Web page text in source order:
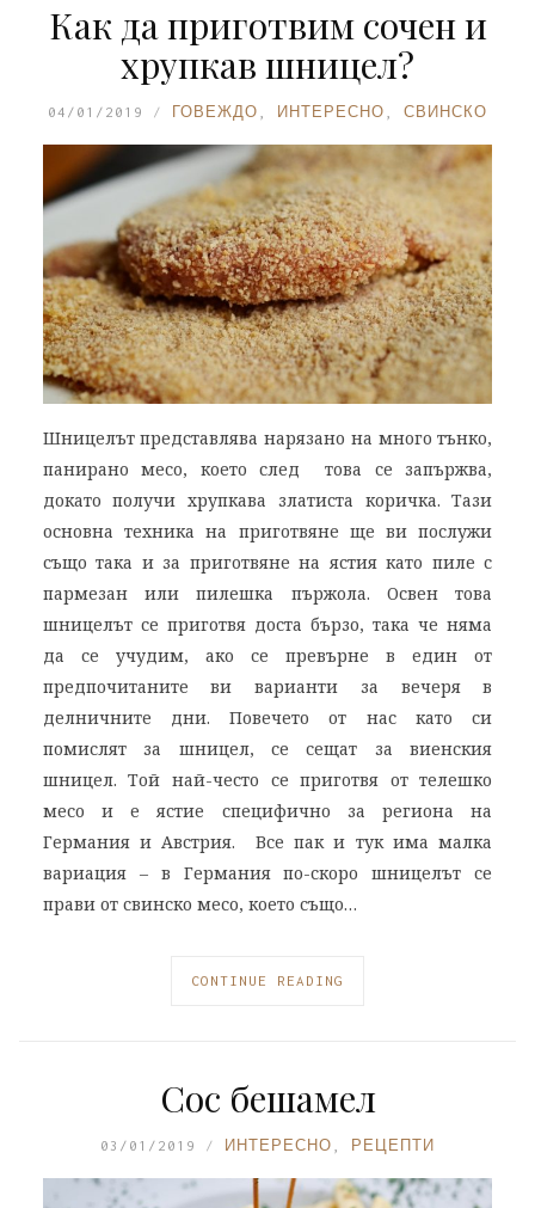
Как да приготвим сочен и
хрупкав шницел?
04/01/2019 ГОВЕЖДО ИНТЕРЕСНО СВИНСКО
Шницелът представлява нарязано на много тънко,
панирано месо, което след това се запържва,
докато получи хрупкава златиста коричка. Тази
основна техника на приготвяне ще ви послужи
също така и за приготвяне на ястия като пиле с
пармезан или пилешка пържола. Освен това
шницелът се приготвя доста бързо, така че няма
да се учудим, ако се превърне в един от
предпочитаните ви варианти за вечеря в
делничните дни. Повечето от нас като си
помислят за шницел, се сещат за виенския
шницел. Той най-често се приготвя от телешко
месо и е ястие специфично за региона на
Германия и Австрия. Все пак и тук има малка
вариация – в Германия по-скоро шницелът се
прави от свинско месо, което също…
CONTINUE READING
Сос бешамел
03/01/2019 ИНТЕРЕСНО РЕЦЕПТИ